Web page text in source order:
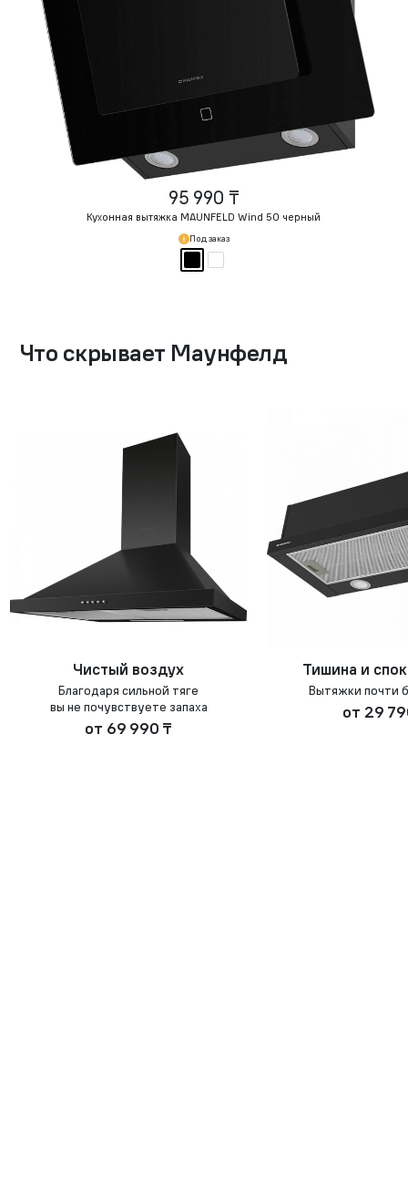
95 990 ₸
Кухонная вытяжка MAUNFELD Wind 50 черный
Под заказ
Что скрывает Маунфелд
Чистый воздух
Благодаря сильной тяге
вы не почувствуете запаха
от 69 990 ₸
Тишина и
Вытяжки почти
от 29